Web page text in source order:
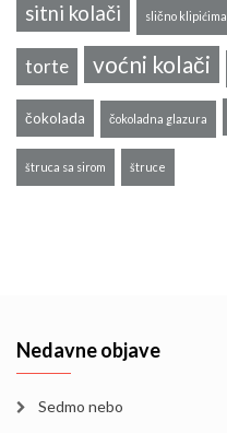
sitni kolači slično klipićima
torte voćni kolači
čokolada čokoladna glazura
štruca sa sirom štruce
Nedavne objave
Sedmo nebo